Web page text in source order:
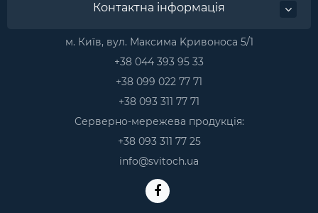
Контактна інформація
м. Київ, вул. Максима Kривоноса 5/1
+38 044 393 95 33
+38 099 022 77 71
+38 093 311 77 71
Серверно-мережева продукція:
+38 093 311 77 25
info@svitoch.ua